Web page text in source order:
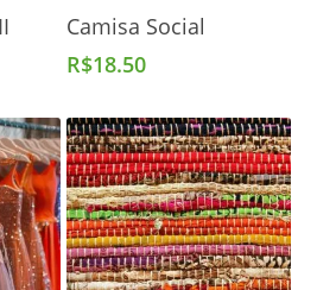
Adicionar Ao Carrinho
Camisa Social
R$18.50